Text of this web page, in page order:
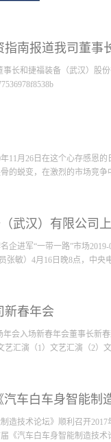
南报道我司董事
长和捷福装备（武汉）股份
11月26日在这个心存感恩
的蜕变，在激烈的市场竞争
涛先生讲话，徐总谨代表
慰问和感谢！“武汉公司乔
理，加强新产品的研发力
绩。奋斗在疫情之年的法国
武汉）有限公司
企进军“一带一路”市场
张敏）4月16日晚8点，中央
技，进军“一带一路”市场的
人的手臂和大脑。”该公司
，毕业后在巴黎创业，上
神龙、大众、雷诺、奔驰
新春年会
会入场新春年会董事长新
汇演（1）文艺汇演（2）
车白车身智能制
技术论坛》顺利召开2017
《汽车白车身智能制造技术